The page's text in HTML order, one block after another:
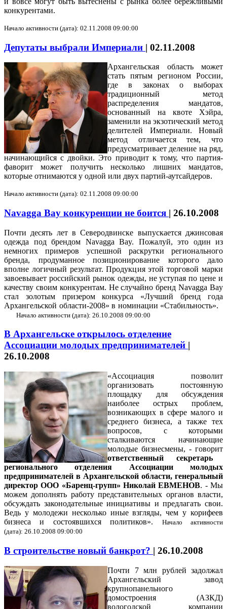
конкурентами.
Начало активности (дата): 02.11.2008 09:00:00
Депутаты выбрали Империали | 02.11.2008
Архангельская область может
стать пятым регионом России,
где в законах о выборах
традиционный метод
распределения мандатов,
основанный на квоте Хэйра,
заменили на экзотический метод
делителей Империали. Новый
метод отличается тем, что
предусматривает деление на ряд,
начинающийся с двойки. Это приводит к тому, что партия-
фаворит может получить несколько лишних мандатов,
которые отнимаются у одной или двух партий-аутсайдеров.
Начало активности (дата): 02.11.2008 09:00:00
Navagga Bay конкуренции не боится | 26.10.2008
Почти десять лет в Северодвинске выпускается джинсовая
одежда под брендом Navagga Bay. Пожалуй, это один из
немногих примеров успешной раскрутки регионального
бренда, продуманное позиционирование которого дало
вполне логичный результат. Продукция этой торговой марки
завоевывает российский рынок одежды, не уступая по цене и
качеству своим конкурентам. Не случайно бренд Navagga Bay
стал золотым призером конкурса «Лучший бренд года
Архангельской области-2008» в номинации «Стабильность».
Начало активности (дата): 26.10.2008 09:00:00
В Архангельске открылось отделение
Ассоциации молодых предпринимателей |
26.10.2008
«Ассоциация позволит
организовать постоянную
площадку для обсуждения
наиболее острых проблем,
возникающих в сфере малого и
среднего бизнеса, а также тех
вопросов, с которыми
сталкиваются начинающие
молодые бизнесмены, - говорит
ответственный секретарь
регионального отделения Ассоциации молодых
предпринимателей в Архангельской области, генеральный
директор ООО «Баренц-групп» Николай ЕВМЕНОВ. - Мы
можем дополнять работу представительных органов власти,
обсуждать законодательные инициативы и предлагать свои.
Ведь у молодежи несколько иные взгляды, чем у корифеев
бизнеса и состоявшихся политиков». Начало активности
(дата): 26.10.2008 09:00:00
В строительстве новый банкрот? | 26.10.2008
Почти 7 млн рублей задолжал
Архангельский завод
крупнопанельного
домостроения (АЗКД)
вологодской компании